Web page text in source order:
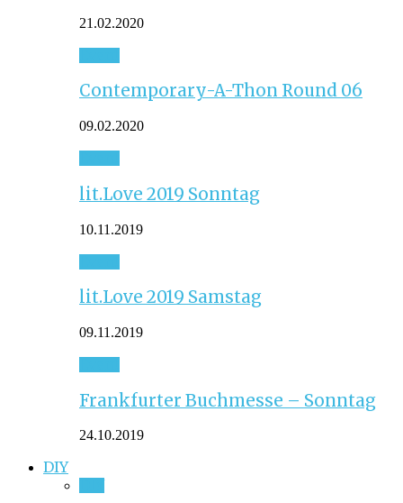
21.02.2020
Contemporary-A-Thon Round 06
09.02.2020
lit.Love 2019 Sonntag
10.11.2019
lit.Love 2019 Samstag
09.11.2019
Frankfurter Buchmesse – Sonntag
24.10.2019
DIY